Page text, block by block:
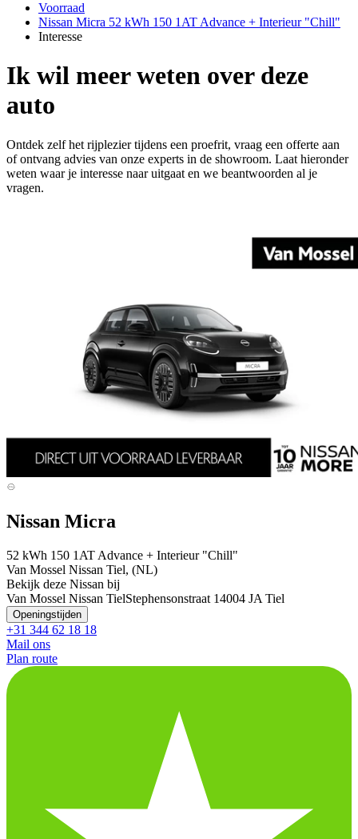
Voorraad
Nissan Micra 52 kWh 150 1AT Advance + Interieur "Chill"
Interesse
Ik wil meer weten over deze
auto
Ontdek zelf het rijplezier tijdens een proefrit, vraag een offerte aan
of ontvang advies van onze experts in de showroom. Laat hieronder
weten waar je interesse naar uitgaat en we beantwoorden al je
vragen.
Nissan Micra
52 kWh 150 1AT Advance + Interieur "Chill"
Van Mossel Nissan Tiel, (NL)
Bekijk deze Nissan bij
Van Mossel Nissan TielStephensonstraat 14004 JA Tiel
Openingstijden
+31 344 62 18 18
Mail ons
Plan route